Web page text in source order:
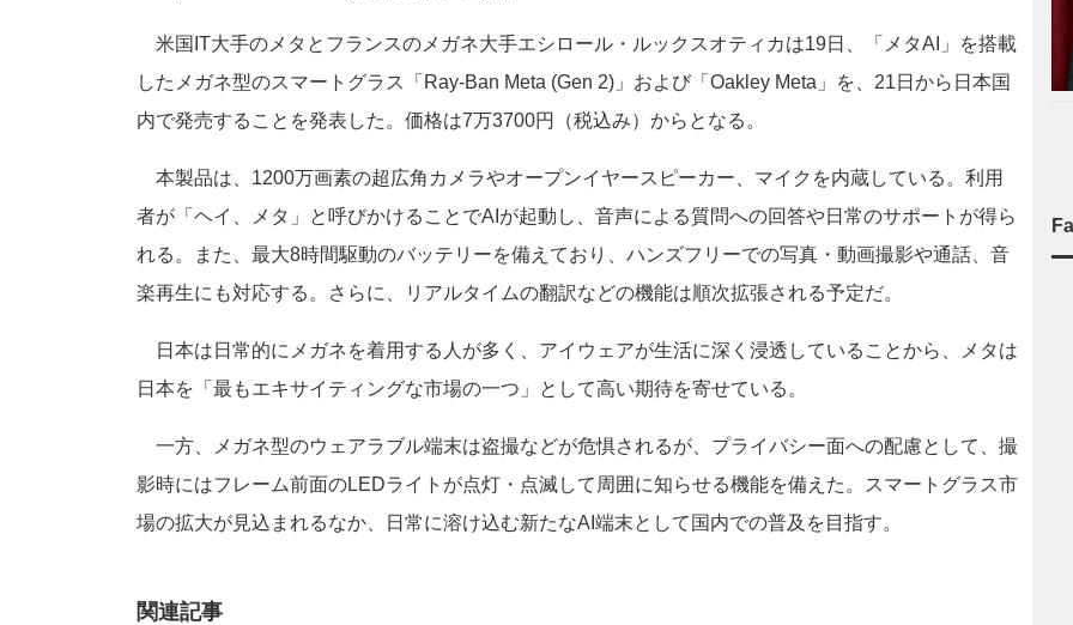
米国IT大手のメタとフランスのメガネ大手エシロール・ルックスオティカは19日、「メタAI」を搭載
したメガネ型のスマートグラス「Ray-Ban Meta (Gen 2)」および「Oakley Meta」を、21日から日本国
内で発売することを発表した。価格は7万3700円（税込み）からとなる。
本製品は、1200万画素の超広角カメラやオープンイヤースピーカー、マイクを内蔵している。利用
者が「ヘイ、メタ」と呼びかけることでAIが起動し、音声による質問への回答や日常のサポートが得ら
れる。また、最大8時間駆動のバッテリーを備えており、ハンズフリーでの写真・動画撮影や通話、音
楽再生にも対応する。さらに、リアルタイムの翻訳などの機能は順次拡張される予定だ。
日本は日常的にメガネを着用する人が多く、アイウェアが生活に深く浸透していることから、メタは
日本を「最もエキサイティングな市場の一つ」として高い期待を寄せている。
一方、メガネ型のウェアラブル端末は盗撮などが危惧されるが、プライバシー面への配慮として、撮
影時にはフレーム前面のLEDライトが点灯・点滅して周囲に知らせる機能を備えた。スマートグラス市
場の拡大が見込まれるなか、日常に溶け込む新たなAI端末として国内での普及を目指す。
関連記事